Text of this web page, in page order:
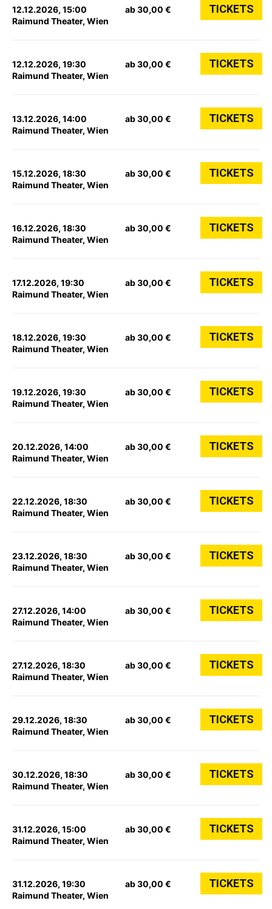
12.12.2026, 15:00
Raimund Theater, Wien
ab 30,00 € TICKETS
12.12.2026, 19:30
Raimund Theater, Wien
ab 30,00 € TICKETS
13.12.2026, 14:00
Raimund Theater, Wien
ab 30,00 € TICKETS
15.12.2026, 18:30
Raimund Theater, Wien
ab 30,00 € TICKETS
16.12.2026, 18:30
Raimund Theater, Wien
ab 30,00 € TICKETS
17.12.2026, 19:30
Raimund Theater, Wien
ab 30,00 € TICKETS
18.12.2026, 19:30
Raimund Theater, Wien
ab 30,00 € TICKETS
19.12.2026, 19:30
Raimund Theater, Wien
ab 30,00 € TICKETS
20.12.2026, 14:00
Raimund Theater, Wien
ab 30,00 € TICKETS
22.12.2026, 18:30
Raimund Theater, Wien
ab 30,00 € TICKETS
23.12.2026, 18:30
Raimund Theater, Wien
ab 30,00 € TICKETS
27.12.2026, 14:00
Raimund Theater, Wien
ab 30,00 € TICKETS
27.12.2026, 18:30
Raimund Theater, Wien
ab 30,00 € TICKETS
29.12.2026, 18:30
Raimund Theater, Wien
ab 30,00 € TICKETS
30.12.2026, 18:30
Raimund Theater, Wien
ab 30,00 € TICKETS
31.12.2026, 15:00
Raimund Theater, Wien
ab 30,00 € TICKETS
31.12.2026, 19:30
Raimund Theater, Wien
ab 30,00 € TICKETS